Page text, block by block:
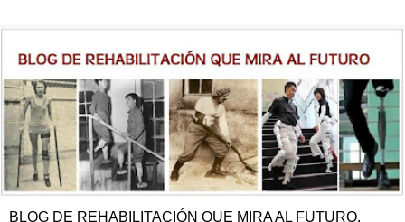
BLOG DE REHABILITACIÓN QUE MIRA AL FUTURO.